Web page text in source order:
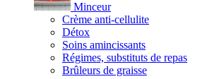
Minceur
Crème anti-cellulite
Détox
Soins amincissants
Régimes, substituts de repas
Brûleurs de graisse